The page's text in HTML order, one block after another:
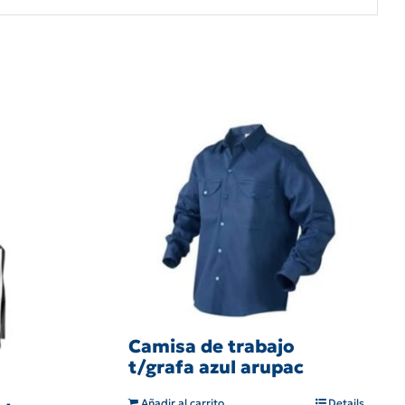
Camisa de trabajo
t/grafa azul arupac